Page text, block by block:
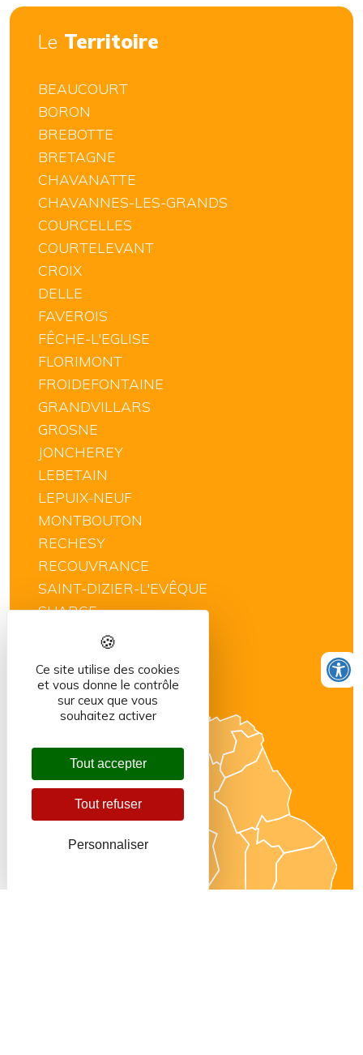
Le Territoire
BEAUCOURT
BORON
BREBOTTE
BRETAGNE
CHAVANATTE
CHAVANNES-LES-GRANDS
COURCELLES
COURTELEVANT
CROIX
DELLE
FAVEROIS
FÊCHE-L'EGLISE
FLORIMONT
FROIDEFONTAINE
GRANDVILLARS
GROSNE
JONCHEREY
LEBETAIN
LEPUIX-NEUF
MONTBOUTON
RECHESY
RECOUVRANCE
SAINT-DIZIER-L'EVÊQUE
SUARCE
THIANCOURT
VILLARS-LE-SEC
Ce site utilise des cookies
et vous donne le contrôle
sur ceux que vous
souhaitez activer
Tout accepter
Tout refuser
Personnaliser